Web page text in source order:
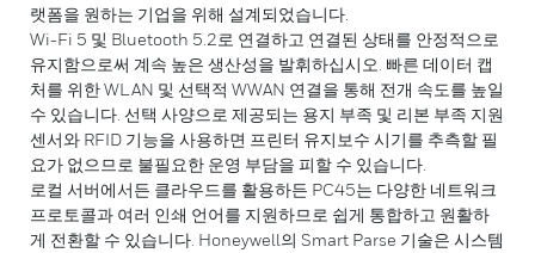
랫폼을 원하는 기업을 위해 설계되었습니다.
Wi-Fi 5 및 Bluetooth 5.2로 연결하고 연결된 상태를 안정적으로
유지함으로써 계속 높은 생산성을 발휘하십시오. 빠른 데이터 캡
처를 위한 WLAN 및 선택적 WWAN 연결을 통해 전개 속도를 높일
수 있습니다. 선택 사양으로 제공되는 용지 부족 및 리본 부족 지원
센서와 RFID 기능을 사용하면 프린터 유지보수 시기를 추측할 필
요가 없으므로 불필요한 운영 부담을 피할 수 있습니다.
로컬 서버에서든 클라우드를 활용하든 PC45는 다양한 네트워크
프로토콜과 여러 인쇄 언어를 지원하므로 쉽게 통합하고 원활하
게 전환할 수 있습니다. Honeywell의 Smart Parse 기술은 시스템